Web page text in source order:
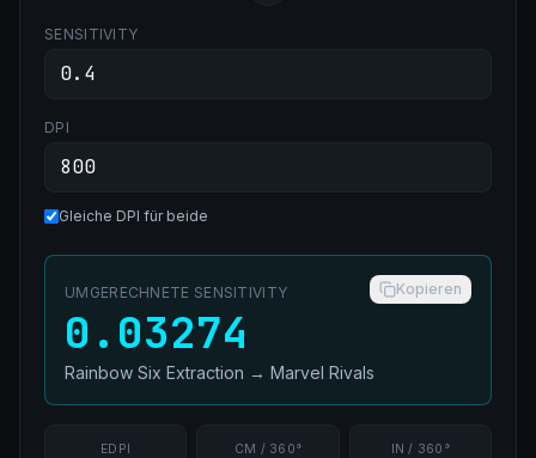
SENSITIVITY
DPI
Gleiche DPI für beide
UMGERECHNETE SENSITIVITY Kopieren
0.03274
Rainbow Six Extraction → Marvel Rivals
EDPI CM / 360° IN / 360°